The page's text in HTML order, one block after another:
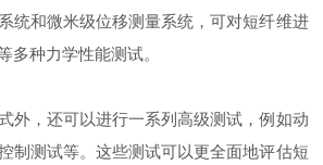
统和微米级位移测量系统，可对短纤维进
多种力学性能测试。
，还可以进行一系列高级测试，例如动
制测试等。这些测试可以更全面地评估短